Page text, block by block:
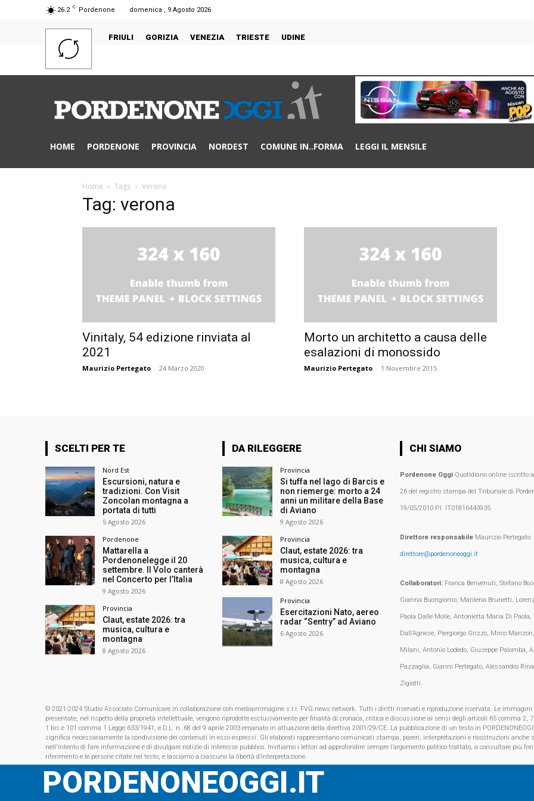
26.2 C Pordenone domenica , 9 Agosto 2026
FRIULI GORIZIA VENEZIA TRIESTE UDINE
HOME PORDENONE PROVINCIA NORDEST COMUNE IN..FORMA LEGGI IL MENSILE
Home Tags Verona
Tag: verona
Vinitaly, 54 edizione rinviata al
2021
Maurizio Pertegato - 24 Marzo 2020
Morto un architetto a causa delle
esalazioni di monossido
Maurizio Pertegato - 1 Novembre 2015
SCELTI PER TE
Nord Est
Escursioni, natura e
tradizioni. Con Visit
Zoncolan montagna a
portata di tutti
5 Agosto 2026
Pordenone
Mattarella a
Pordenonelegge il 20
settembre. Il Volo canterà
nel Concerto per l’Italia
9 Agosto 2026
Provincia
Claut, estate 2026: tra
musica, cultura e
montagna
8 Agosto 2026
DA RILEGGERE
Provincia
Si tuffa nel lago di Barcis e
non riemerge: morto a 24
anni un militare della Base
di Aviano
9 Agosto 2026
Provincia
Claut, estate 2026: tra
musica, cultura e
montagna
8 Agosto 2026
Provincia
Esercitazioni Nato, aereo
radar “Sentry” ad Aviano
6 Agosto 2026
CHI SIAMO
Pordenone OggiQuotidiano online iscritto
26 del registro stampa del Tribunale di
19/05/2010 P.I. IT01816440935
Direttore responsabileMaurizio Pertegato
direttore@pordenoneoggi.it
Collaboratori:Franca Benvenuti, Stefano
Gianna Buongiorno, Marilena Brunetti,
Paola Dalle Molle, Antonietta Maria Di Paola,
Dall’Agnese, Piergiorgo Grizzo, Mirco
Milani, Antonio Lodedo, Giuseppe Palomba,
Pazzaglia, Gianni Pertegato, Alessandro
Zigiotti.
© 2021-2024 Studio Associato Comunicare in collaborazione con mediaimmagine s.r.l. FVG.news network. Tutti i diritti riservati e riproduzione riservata. Le immagini
presentate, nel rispetto della proprietà intellettuale, vengono riprodotte esclusivamente per finalità di cronaca, critica e discussione ai sensi degli articoli 65 comma 2,
1 bis e 101 comma 1 Legge 633/1941, e D.L. n. 68 del 9 aprile 2003 emanato in attuazione della direttiva 2001/29/CE. La pubblicazione di un testo in
significa necessariamente la condivisione dei contenuti in esso espressi. Gli elaborati rappresentano comunicati stampa, pareri, interpretazioni e ricostruzioni anche
nell'intento di fare informazione e di divulgare notizie di interesse pubblico. Invitiamo i lettori ad approfondire sempre l’argomento politico trattato, a consultare più
riferimento e le persone citate nel testo, e lasciamo a ciascuno la libertà d’interpretazione.
PORDENONEOGGI.IT